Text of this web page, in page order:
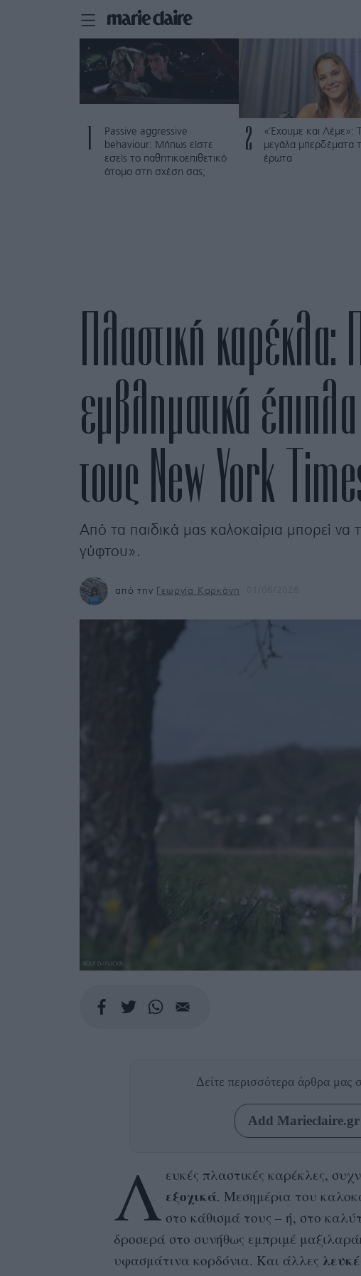
Passive aggressive
behaviour: Μήπως είστε
εσείς το παθητικοεπιθετικό
άτομο στη σχέση σας;
2
«Έχουμε και Λέμε»:
μεγάλα μπερδέματα
έρωτα
Πλαστική
εμβληματικά
τους New York
Από τα παιδικά μας καλοκαίρια μπορεί
γύφτου».
από την Γεωργία Καρκάνη
ROLF D / FLICKR
Δείτε περισσότερα άρθρα μας
Add
Λ ευκές πλαστικές καρέκλες,
εξοχικά. Μεσημέρια του
στο κάθισμά τους – ή, στο
δροσερά στο συνήθως εμπριμέ
υφασμάτινα κορδόνια. Και άλλες